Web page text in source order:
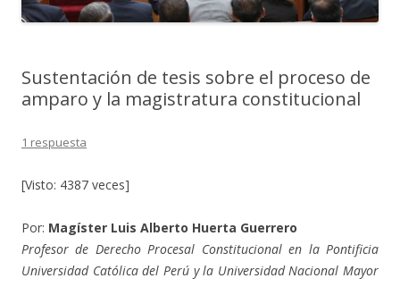
Sustentación de tesis sobre el proceso de
amparo y la magistratura constitucional
1 respuesta
[Visto: 4387 veces]
Por: Magíster Luis Alberto Huerta Guerrero
Profesor de Derecho Procesal Constitucional en la Pontificia
Universidad Católica del Perú y la Universidad Nacional Mayor